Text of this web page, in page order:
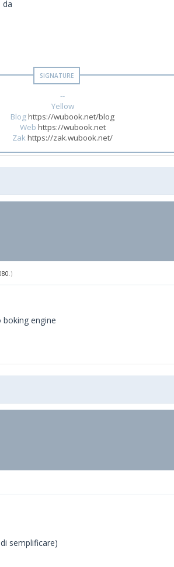
da
--
Yellow
Bloghttps://wubook.net/blog
Web https://wubook.net
Zak https://zak.wubook.net/
.)
engine
semplificare)